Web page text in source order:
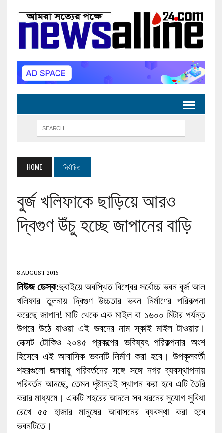
HOME নির্বাচিত
বুর্জ খলিফাকে ছাড়িয়ে আরও
দ্বিগুণ উঁচু হচ্ছে জাপানের বাড়ি
8 AUGUST 2016
নিউজ ডেস্ক:দুবাইয়ে অবস্থিত বিশ্বের সর্বোচ্চ ভবন বুর্জ আল
খলিফার তুলনায় দ্বিগুণ উচ্চতার ভবন নির্মাণের পরিকল্পনা
করেছে জাপান! মাটি থেকে এক মাইল বা ১৬০০ মিটার পর্যন্ত
উপরে উঠে যাওয়া এই ভবনের নাম স্কাই মাইল টাওয়ার।
নেক্সট টোকিও ২০৪৫ প্রকল্পের ভবিষ্যৎ পরিকল্পনার অংশ
হিসেবে এই আবাসিক ভবনটি নির্মাণ করা হবে। উপকূলবর্তী
শহরগুলো জলবায়ু পরিবর্তনের সঙ্গে সঙ্গে নগর ব্যবস্থাপনায়
পরিবর্তন আনছে, তেমন দৃষ্টান্তই স্থাপন করা হবে এটি তৈরি
করার মাধ্যমে। একটি শহরের আদলে সব ধরনের সুযোগ সুবিধা
রেখে ৫৫ হাজার মানুষের আবাসনের ব্যবস্থা করা হবে
ভবনটিতে।